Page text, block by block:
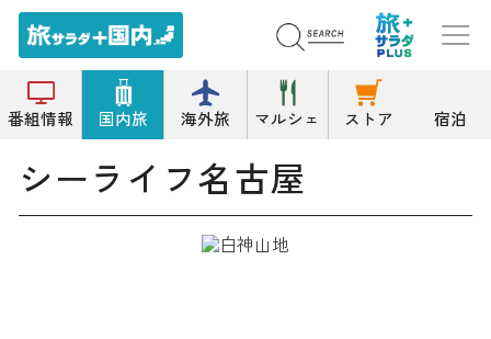
番組情報 国内旅 海外旅 マルシェ ストア 宿泊
トップ 水族館 シーライフ名古屋
シーライフ名古屋